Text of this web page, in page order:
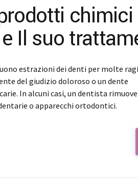
chimici
Il suo
estrazioni dei denti per molte
del giudizio doloroso o un dente
In alcuni casi, un dentista
o apparecchi ortodontici.